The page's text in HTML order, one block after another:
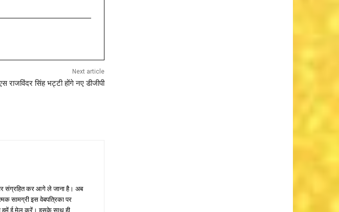
Next article
राजविंदर सिंह भट्टी होंगे नए डीजीपी
संग्रहित कर आगे ले जाना है। अब
सामग्री इस वेबपत्रिका पर
हमें ई मेल करें। इसके साथ ही